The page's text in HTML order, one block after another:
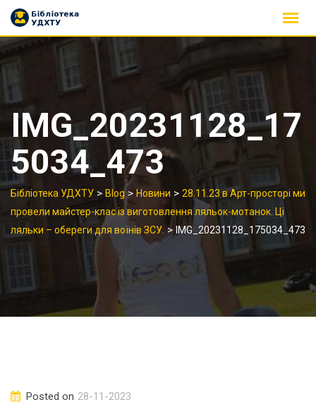
Skip
content
IMG_20231128_17
5034_473
Бібліотека УДХТУ > Blog > Новини > 28.11.23 в Арт-просторі ми
провели майстер-клас із виготовлення ляльок-мотанок. Ці
ляльки – обереги для воїнів ЗСУ. > IMG_20231128_175034_473
Posted on 28-11-2023